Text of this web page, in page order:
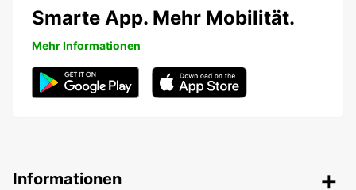
Smarte App. Mehr Mobilität.
Mehr Informationen
Informationen